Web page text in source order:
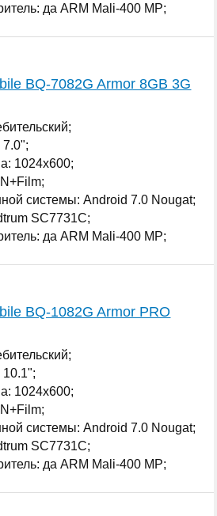
да ARM Mali-400 MP;
BQ-7082G Armor 8GB 3G
7.0";
1024x600;
системы: Android 7.0 Nougat;
SC7731C;
да ARM Mali-400 MP;
BQ-1082G Armor PRO
10.1";
1024x600;
системы: Android 7.0 Nougat;
SC7731C;
да ARM Mali-400 MP;